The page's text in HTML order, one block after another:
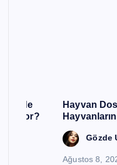
Hayvan
Gözde
Ağustos 8,